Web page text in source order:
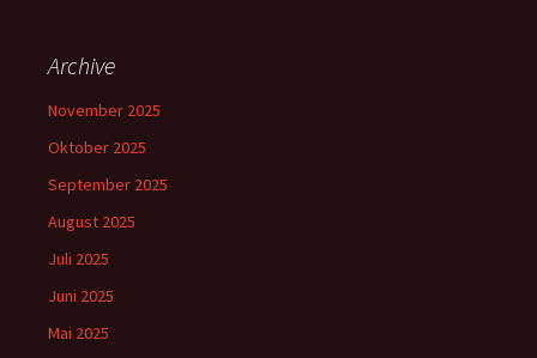
Archive
November 2025
Oktober 2025
September 2025
August 2025
Juli 2025
Juni 2025
Mai 2025